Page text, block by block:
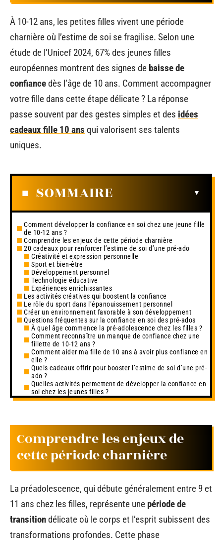
À 10-12 ans, les petites filles vivent une période
charnière où l’estime de soi se fragilise. Selon une
étude de l’Unicef 2024, 67% des jeunes filles
européennes montrent des signes de baisse de
confiancedès l’âge de 10 ans. Comment accompagner
votre fille dans cette étape délicate ? La réponse
passe souvent par des gestes simples et des idées
cadeaux fille 10 ans qui valorisent ses talents
uniques.
SOMMAIRE
Comment développer la confiance en soi chez une jeune fille
de 10-12 ans ?
Comprendre les enjeux de cette période charnière
20 cadeaux pour renforcer l’estime de soi d’une pré-ado
Créativité et expression personnelle
Sport et bien-être
Développement personnel
Technologie éducative
Expériences enrichissantes
Les activités créatives qui boostent la confiance
Le rôle du sport dans l’épanouissement personnel
Créer un environnement favorable à son développement
Questions fréquentes sur la confiance en soi des pré-ados
À quel âge commence la pré-adolescence chez les filles ?
Comment reconnaître un manque de confiance chez une
fillette de 10-12 ans ?
Comment aider ma fille de 10 ans à avoir plus confiance en
elle ?
Quels cadeaux offrir pour booster l’estime de soi d’une pré-
ado ?
Quelles activités permettent de développer la confiance en
soi chez les jeunes filles ?
Comprendre les enjeux de
cette période charnière
La préadolescence, qui débute généralement entre 9 et
11 ans chez les filles, représente une période de
transitiondélicate où le corps et l’esprit subissent des
transformations profondes. Cette phase